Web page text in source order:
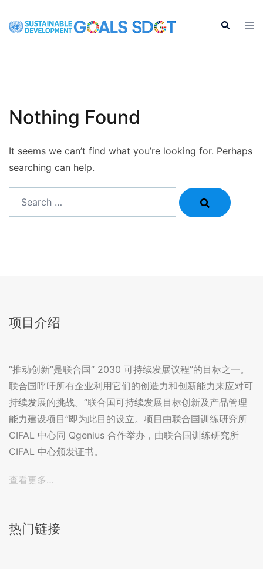
Search
Nothing Found
It seems we can’t find what you’re looking for. Perhaps
searching can help.
项目介绍
“推动创新”是联合国“ 2030 可持续发展议程”的目标之一。
联合国呼吁所有企业利用它们的创造力和创新能力来应对可
持续发展的挑战。“联合国可持续发展目标创新及产品管理
能力建设项目”即为此目的设立。项目由联合国训练研究所
CIFAL 中心同 Qgenius 合作举办，由联合国训练研究所
CIFAL 中心颁发证书。
查看更多…
热门链接